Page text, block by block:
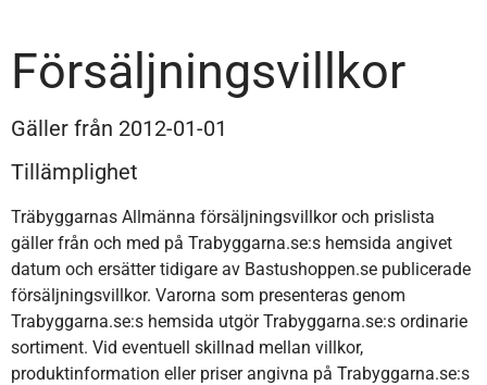
Försäljningsvillkor
Gäller från 2012-01-01
Tillämplighet
Träbyggarnas Allmänna försäljningsvillkor och prislista
gäller från och med på Trabyggarna.se:s hemsida angivet
datum och ersätter tidigare av Bastushoppen.se publicerade
försäljningsvillkor. Varorna som presenteras genom
Trabyggarna.se:s hemsida utgör Trabyggarna.se:s ordinarie
sortiment. Vid eventuell skillnad mellan villkor,
produktinformation eller priser angivna på Trabyggarna.se:s